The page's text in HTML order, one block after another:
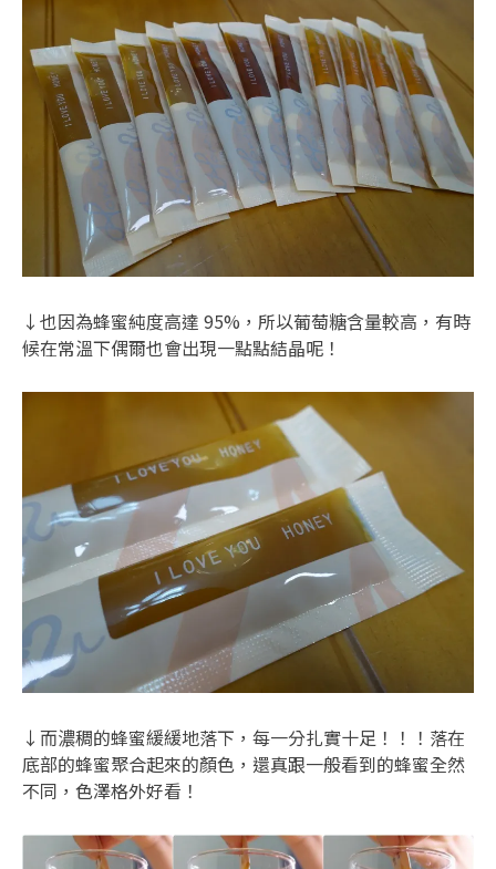
↓也因為蜂蜜純度高達 95%，所以葡萄糖含量較高，有時
候在常溫下偶爾也會出現一點點結晶呢！
↓而濃稠的蜂蜜緩緩地落下，每一分扎實十足！！！落在
底部的蜂蜜聚合起來的顏色，還真跟一般看到的蜂蜜全然
不同，色澤格外好看！